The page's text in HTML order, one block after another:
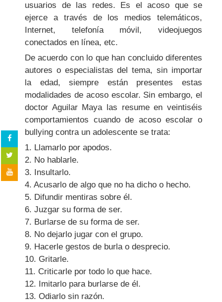
usuarios de las redes. Es el acoso que se
ejerce a través de los medios telemáticos,
Internet, telefonía móvil, videojuegos
conectados en línea, etc.
De acuerdo con lo que han concluido diferentes
autores o especialistas del tema, sin importar
la edad, siempre están presentes estas
modalidades de acoso escolar. Sin embargo, el
doctor Aguilar Maya las resume en veintiséis
comportamientos cuando de acoso escolar o
bullying contra un adolescente se trata:
1. Llamarlo por apodos.
2. No hablarle.
3. Insultarlo.
4. Acusarlo de algo que no ha dicho o hecho.
5. Difundir mentiras sobre él.
6. Juzgar su forma de ser.
7. Burlarse de su forma de ser.
8. No dejarlo jugar con el grupo.
9. Hacerle gestos de burla o desprecio.
10. Gritarle.
11. Criticarle por todo lo que hace.
12. Imitarlo para burlarse de él.
13. Odiarlo sin razón.